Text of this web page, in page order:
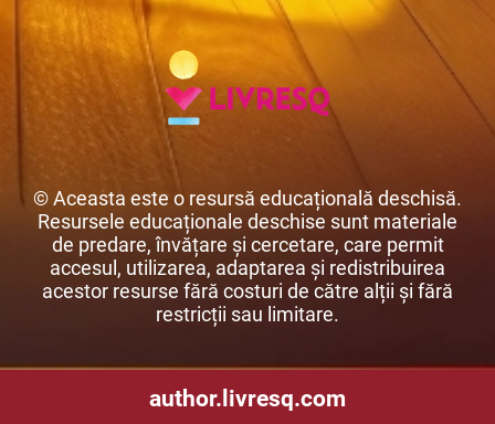
© Aceasta este o resursă educațională deschisă.
Resursele educaționale deschise sunt materiale
de predare, învățare și cercetare, care permit
accesul, utilizarea, adaptarea și redistribuirea
acestor resurse fără costuri de către alții și fără
restricții sau limitare.
author.livresq.com